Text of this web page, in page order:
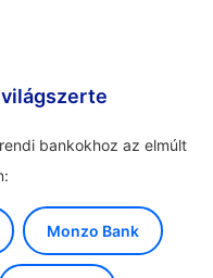
bankokhoz az elmúlt
Monzo Bank